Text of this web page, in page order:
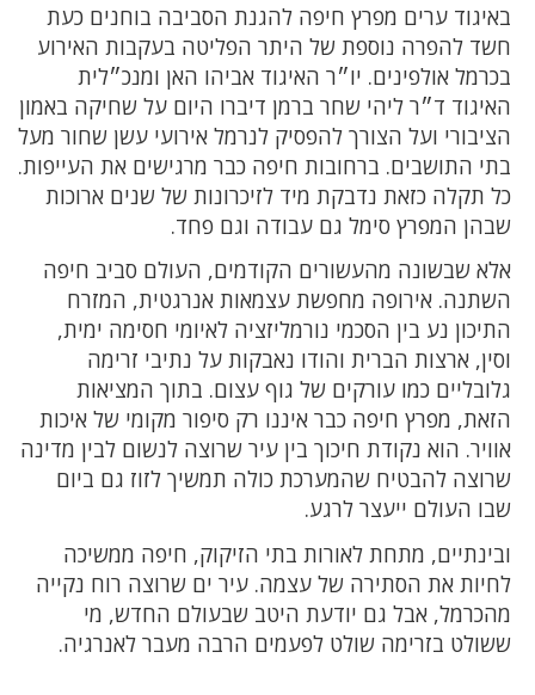
באיגוד ערים מפרץ חיפה להגנת הסביבה בוחנים כעת
חשד להפרה נוספת של היתר הפליטה בעקבות האירוע
בכרמל אולפינים. יו״ר האיגוד אביהו האן ומנכ״לית
האיגוד ד״ר ליהי שחר ברמן דיברו היום על שחיקה באמון
הציבורי ועל הצורך להפסיק לנרמל אירועי עשן שחור מעל
בתי התושבים. ברחובות חיפה כבר מרגישים את העייפות.
כל תקלה כזאת נדבקת מיד לזיכרונות של שנים ארוכות
שבהן המפרץ סימל גם עבודה וגם פחד.
אלא שבשונה מהעשורים הקודמים, העולם סביב חיפה
השתנה. אירופה מחפשת עצמאות אנרגטית, המזרח
התיכון נע בין הסכמי נורמליזציה לאיומי חסימה ימית,
וסין, ארצות הברית והודו נאבקות על נתיבי זרימה
גלובליים כמו עורקים של גוף עצום. בתוך המציאות
הזאת, מפרץ חיפה כבר איננו רק סיפור מקומי של איכות
אוויר. הוא נקודת חיכוך בין עיר שרוצה לנשום לבין מדינה
שרוצה להבטיח שהמערכת כולה תמשיך לזוז גם ביום
שבו העולם ייעצר לרגע.
ובינתיים, מתחת לאורות בתי הזיקוק, חיפה ממשיכה
לחיות את הסתירה של עצמה. עיר ים שרוצה רוח נקייה
מהכרמל, אבל גם יודעת היטב שבעולם החדש, מי
ששולט בזרימה שולט לפעמים הרבה מעבר לאנרגיה.